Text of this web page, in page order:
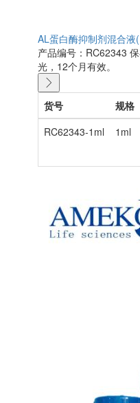
AL蛋白酶抑制剂混合液
产品编号：RC62343
光，12个月有效。
货号 规格
RC62343-1ml
1ml